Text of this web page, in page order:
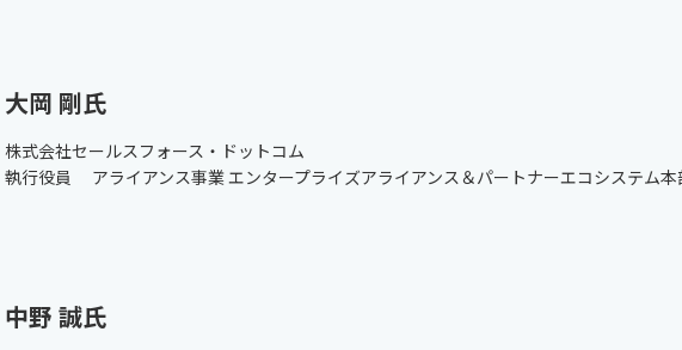
大岡 剛氏
株式会社セールスフォース・ドットコム
執行役員 アライアンス事業 エンタープライズアライアンス＆パートナーエコシステム本
中野 誠氏